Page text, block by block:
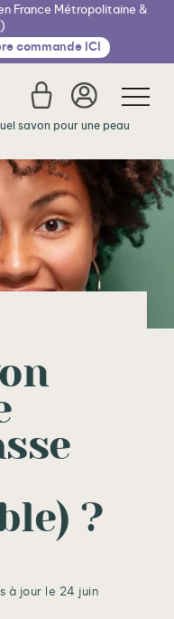
France Métropolitaine &
commande ICI
savon pour une peau
?
à jour le 24 juin